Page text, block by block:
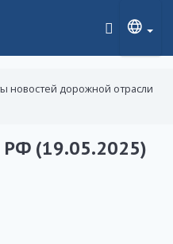
новостей дорожной отрасли
РФ (19.05.2025)